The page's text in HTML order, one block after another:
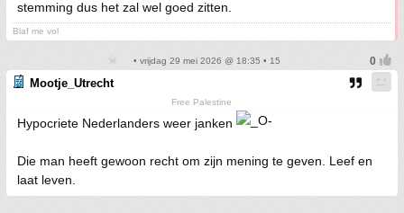
stemming dus het zal wel goed zitten.
Blaf me vol
• vrijdag 29 mei 2026 @ 18:35 • 15
Mootje_Utrecht
Free Palestine
Hypocriete Nederlanders weer janken
Die man heeft gewoon recht om zijn mening te geven. Leef en
laat leven.